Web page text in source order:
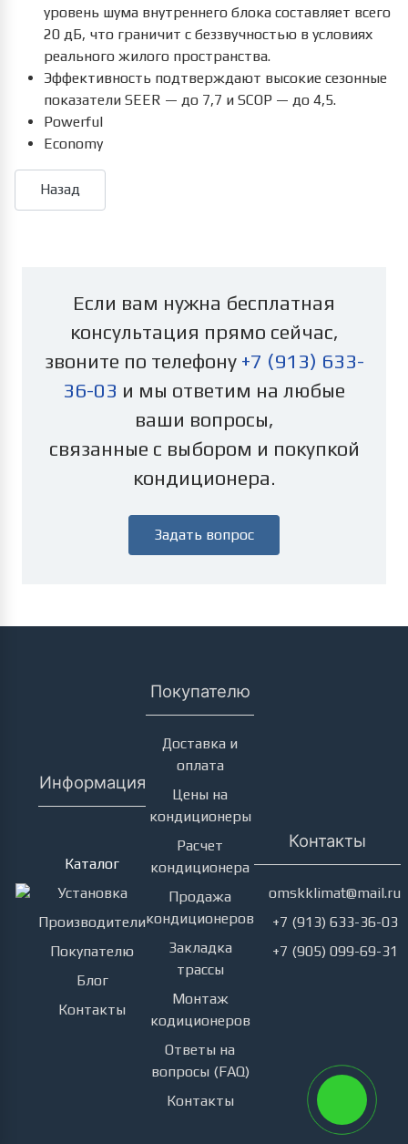
уровень шума внутреннего блока составляет всего
20 дБ, что граничит с беззвучностью в условиях
реального жилого пространства.
Эффективность подтверждают высокие сезонные
показатели SEER — до 7,7 и SCOP — до 4,5.
Powerful
Economy
Если вам нужна бесплатная
консультация прямо сейчас,
звоните по телефону +7 (913) 633-
36-03 и мы ответим на любые
ваши вопросы,
связанные с выбором и покупкой
кондиционера.
Задать вопрос
Информация
Каталог
Установка
Производители
Покупателю
Блог
Контакты
Покупателю
Доставка и
оплата
Цены на
кондиционеры
Расчет
кондиционера
Продажа
кондиционеров
Закладка
трассы
Монтаж
кодиционеров
Ответы на
вопросы (FAQ)
Контакты
Контакты
omskklimat@mail.ru
+7 (913) 633-36-03
+7 (905) 099-69-31